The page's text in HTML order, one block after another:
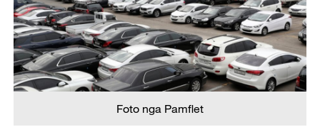
Foto nga Pamflet